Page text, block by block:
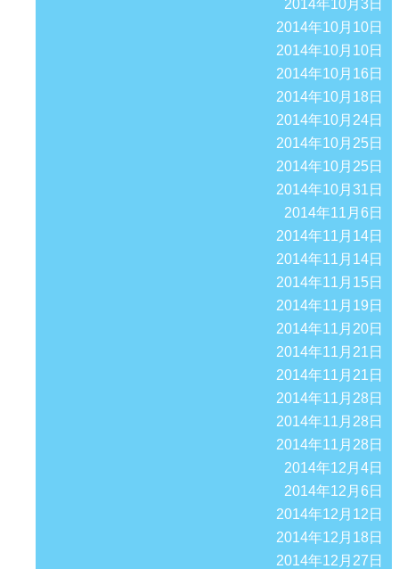
2014年10月3日
2014年10月10日
2014年10月10日
2014年10月16日
2014年10月18日
2014年10月24日
2014年10月25日
2014年10月25日
2014年10月31日
2014年11月6日
2014年11月14日
2014年11月14日
2014年11月15日
2014年11月19日
2014年11月20日
2014年11月21日
2014年11月21日
2014年11月28日
2014年11月28日
2014年11月28日
2014年12月4日
2014年12月6日
2014年12月12日
2014年12月18日
2014年12月27日